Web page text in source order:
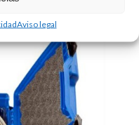
Aviso legal